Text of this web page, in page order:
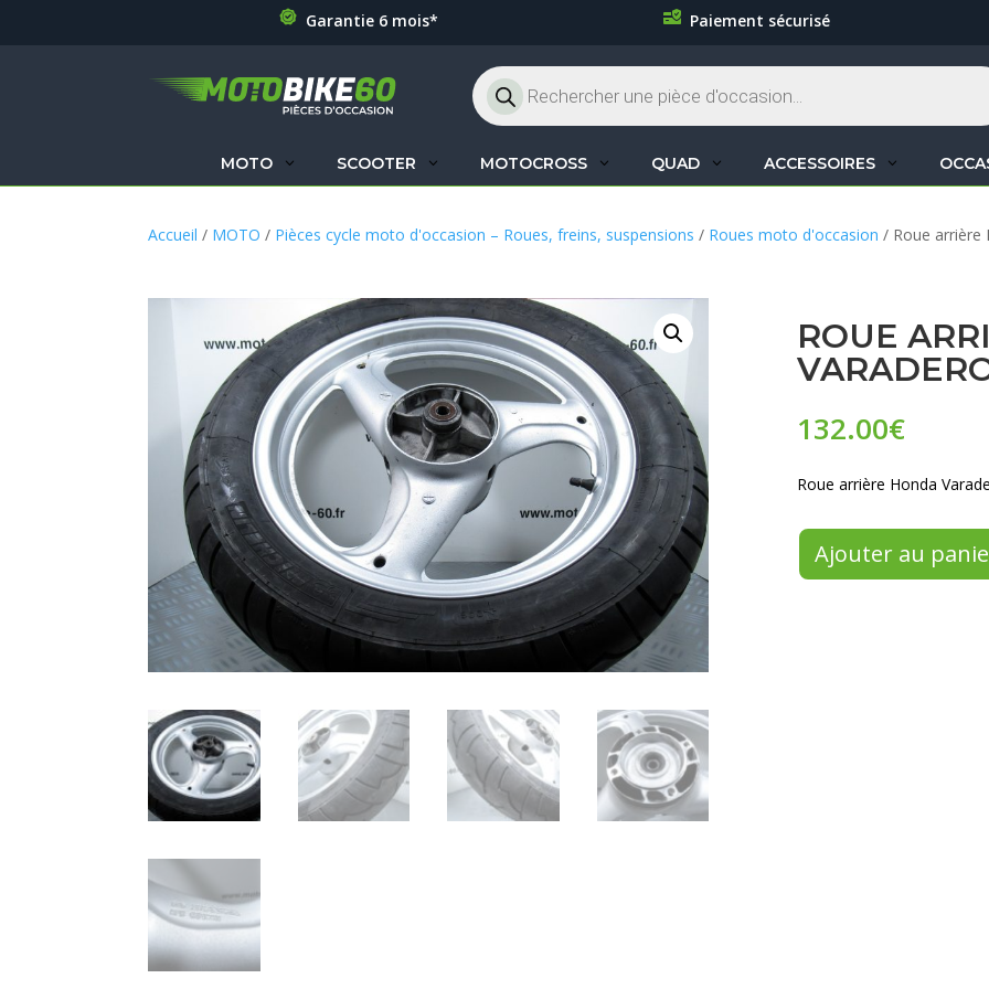
Garantie 6 mois* Paiement sécurisé
Recherche
de
produits
MOTO SCOOTER MOTOCROSS QUAD ACCESSOIRES
Accueil / MOTO / Pièces cycle moto d'occasion – Roues, freins, suspensions / Roues moto d'occasion / Roue arrière
ROUE
132.00€
Roue arrière Honda
Ajouter au